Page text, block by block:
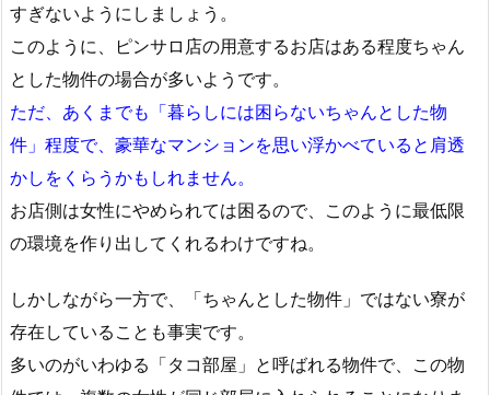
すぎないようにしましょう。
このように、ピンサロ店の用意するお店はある程度ちゃん
とした物件の場合が多いようです。
ただ、あくまでも「暮らしには困らないちゃんとした物
件」程度で、豪華なマンションを思い浮かべていると肩透
かしをくらうかもしれません。
お店側は女性にやめられては困るので、このように最低限
の環境を作り出してくれるわけですね。
しかしながら一方で、「ちゃんとした物件」ではない寮が
存在していることも事実です。
多いのがいわゆる「タコ部屋」と呼ばれる物件で、この物